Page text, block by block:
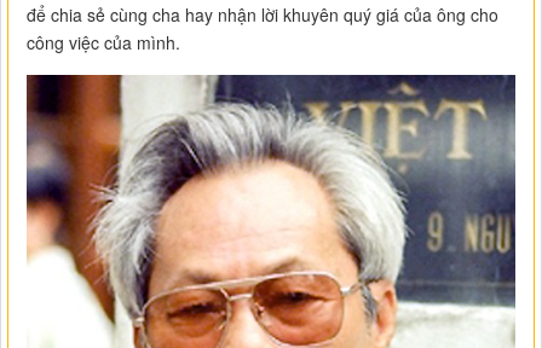
để chia sẻ cùng cha hay nhận lời khuyên quý giá của ông cho
công việc của mình.